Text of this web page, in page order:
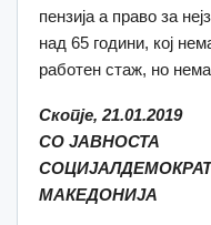
пензија а право за
над 65 години, кој
работен стаж, но
Скопје, 21.01.2019
СО
МАКЕДОНИЈА